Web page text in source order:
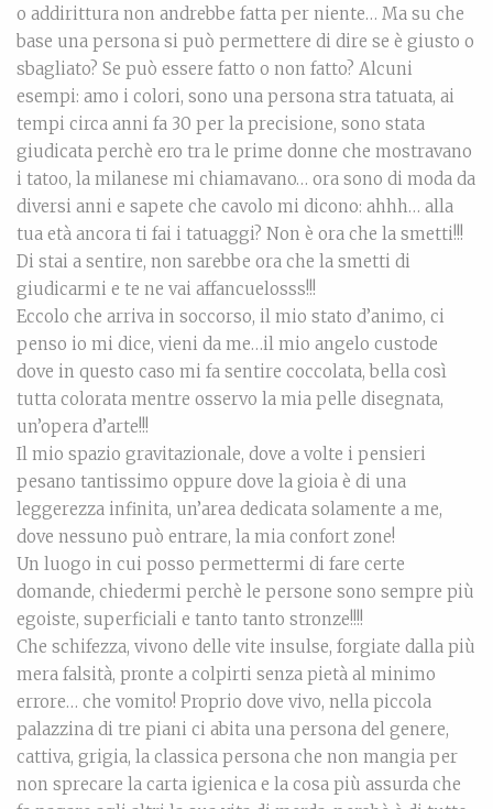
o addirittura non andrebbe fatta per niente… Ma su che
base una persona si può permettere di dire se è giusto o
sbagliato? Se può essere fatto o non fatto? Alcuni
esempi: amo i colori, sono una persona stra tatuata, ai
tempi circa anni fa 30 per la precisione, sono stata
giudicata perchè ero tra le prime donne che mostravano
i tatoo, la milanese mi chiamavano… ora sono di moda da
diversi anni e sapete che cavolo mi dicono: ahhh… alla
tua età ancora ti fai i tatuaggi? Non è ora che la smetti!!!
Di stai a sentire, non sarebbe ora che la smetti di
giudicarmi e te ne vai affancuelosss!!!
Eccolo che arriva in soccorso, il mio stato d’animo, ci
penso io mi dice, vieni da me…il mio angelo custode
dove in questo caso mi fa sentire coccolata, bella così
tutta colorata mentre osservo la mia pelle disegnata,
un’opera d’arte!!!
Il mio spazio gravitazionale, dove a volte i pensieri
pesano tantissimo oppure dove la gioia è di una
leggerezza infinita, un’area dedicata solamente a me,
dove nessuno può entrare, la mia confort zone!
Un luogo in cui posso permettermi di fare certe
domande, chiedermi perchè le persone sono sempre più
egoiste, superficiali e tanto tanto stronze!!!!
Che schifezza, vivono delle vite insulse, forgiate dalla più
mera falsità, pronte a colpirti senza pietà al minimo
errore… che vomito! Proprio dove vivo, nella piccola
palazzina di tre piani ci abita una persona del genere,
cattiva, grigia, la classica persona che non mangia per
non sprecare la carta igienica e la cosa più assurda che